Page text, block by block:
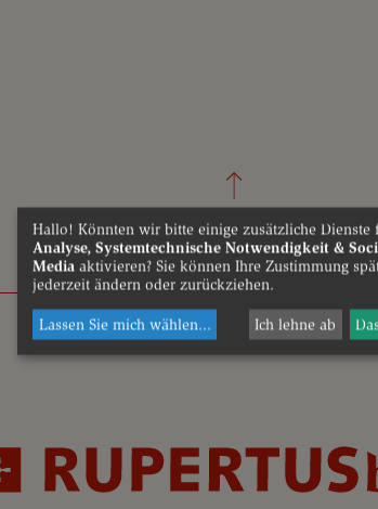
Hallo! Könnten wir bitte einige zusätzliche Dienste
Analyse, Systemtechnische Notwendigkeit &
Media aktivieren? Sie können Ihre Zustimmung
jederzeit ändern oder zurückziehen.
Lassen Sie mich wählen... Ich lehne ab